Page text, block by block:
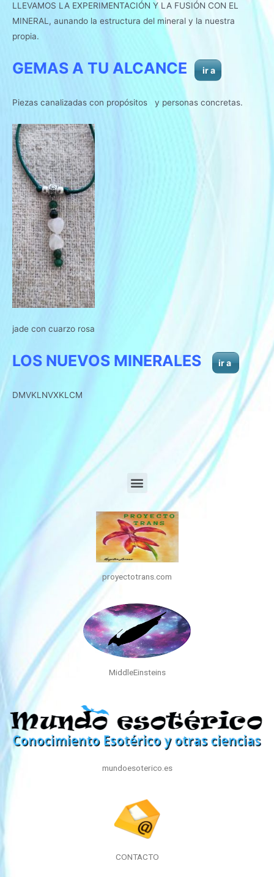
LLEVAMOS LA EXPERIMENTACIÓN Y LA FUSIÓN CON EL
MINERAL, aunando la estructura del mineral y la nuestra
propia.
GEMAS A TU ALCANCE ir a
Piezas canalizadas con propósitos y personas concretas.
jade con cuarzo rosa
LOS NUEVOS MINERALES ir a
DMVKLNVXKLCM
proyectotrans.com
MiddleEinsteins
mundoesoterico.es
CONTACTO